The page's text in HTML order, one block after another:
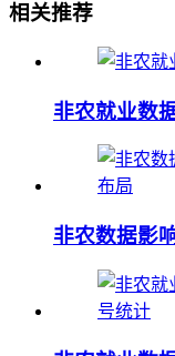
相关推荐
非农就业数
非农数据影